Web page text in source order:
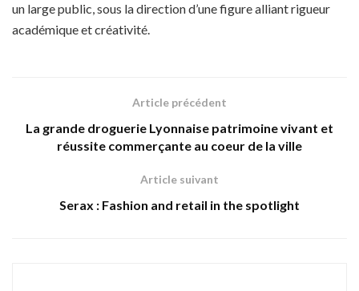
un large public, sous la direction d’une figure alliant rigueur
académique et créativité.
Article précédent
La grande droguerie Lyonnaise patrimoine vivant et
réussite commerçante au coeur de la ville
Article suivant
Serax : Fashion and retail in the spotlight